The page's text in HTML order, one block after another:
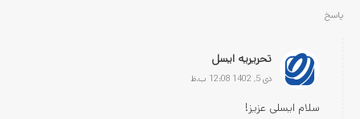
پاسخ
تحریریه ایسل
دی 5, 1402 12:08 ب.ظ
سلام ایسلی عزیز!